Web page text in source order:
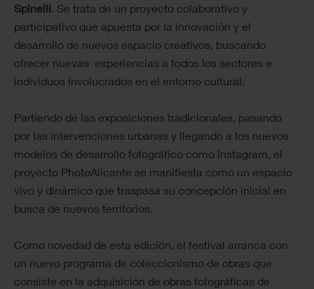
Spinelli. Se trata de un proyecto colaborativo y
participativo que apuesta por la innovación y el
desarrollo de nuevos espacio creativos, buscando
ofrecer nuevas experiencias a todos los sectores e
individuos involucrados en el entorno cultural.
Partiendo de las exposiciones tradicionales, pasando
por las intervenciones urbanas y llegando a los nuevos
modelos de desarrollo fotográfico como Instagram, el
proyecto PhotoAlicante se manifiesta como un espacio
vivo y dinámico que traspasa su concepción inicial en
busca de nuevos territorios.
Como novedad de esta edición, el festival arranca con
un nuevo programa de coleccionismo de obras que
consiste en la adquisición de obras fotográficas de